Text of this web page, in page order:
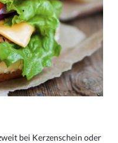
bei Kerzenschein oder